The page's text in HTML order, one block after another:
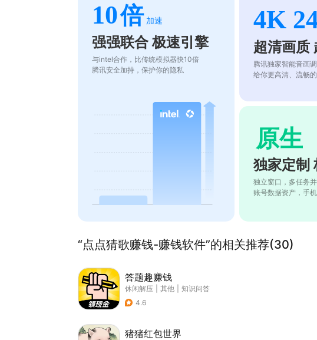
10倍 加速
强强联合 极速引擎
与intel合作，比传统模拟器快10倍
腾讯安全加持，保护你的隐私
4K
超清画质
腾讯独家智能音画
给你更高清、流畅
原生
独家定制
独立窗口，多任务
账号数据资产，手
“点点猜歌赚钱-赚钱软件”的相关推荐(30)
答题趣赚钱
休闲解压 其他
知识问答
4.6
猪猪红包世界